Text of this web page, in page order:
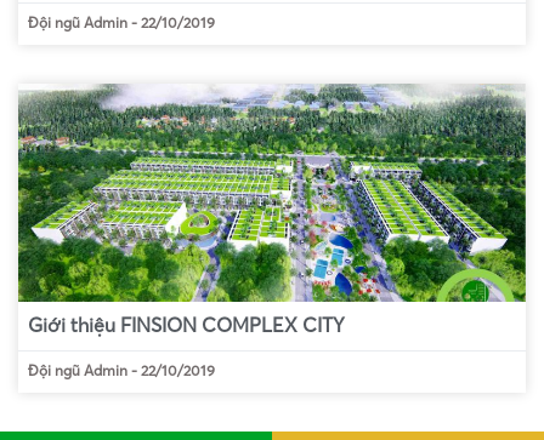
Đội ngũ Admin - 22/10/2019
Giới thiệu FINSION COMPLEX CITY
Đội ngũ Admin - 22/10/2019